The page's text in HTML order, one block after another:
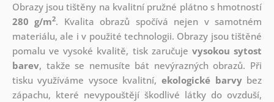
Obrazy jsou tištěny na kvalitní pružné plátno s hmotností
280 g/m2. Kvalita obrazů spočívá nejen v samotném
materiálu, ale i v použité technologii. Obrazy jsou tištěné
pomalu ve vysoké kvalitě, tisk zaručuje vysokou sytost
barev, takže se nemusíte bát nevýrazných obrazů. Při
tisku využíváme vysoce kvalitní,ekologické barvybez
zápachu, které nevypouštějí škodlivé látky do ovzduší,